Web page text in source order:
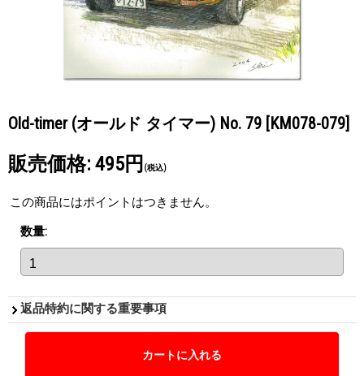
Old-timer (オールド タイマー) No. 79 [KM078-079]
販売価格: 495円 (税込)
この商品にはポイントはつきません。
数量:
返品特約に関する重要事項